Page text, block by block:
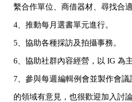
繫合作單位、商借器材、尋找合
4、推動每月選書單元進行。
5、協助各種採訪及拍攝事務。
6、協助社群內容經營，以 IG 為主
7、參與每週編輯例會並製作會
的領域有意見，也很歡迎加入討論